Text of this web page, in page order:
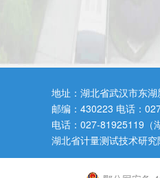
地址：湖北省武汉市东
邮编：430223 电话：
电话：027-81925119（
湖北省计量测试技术研